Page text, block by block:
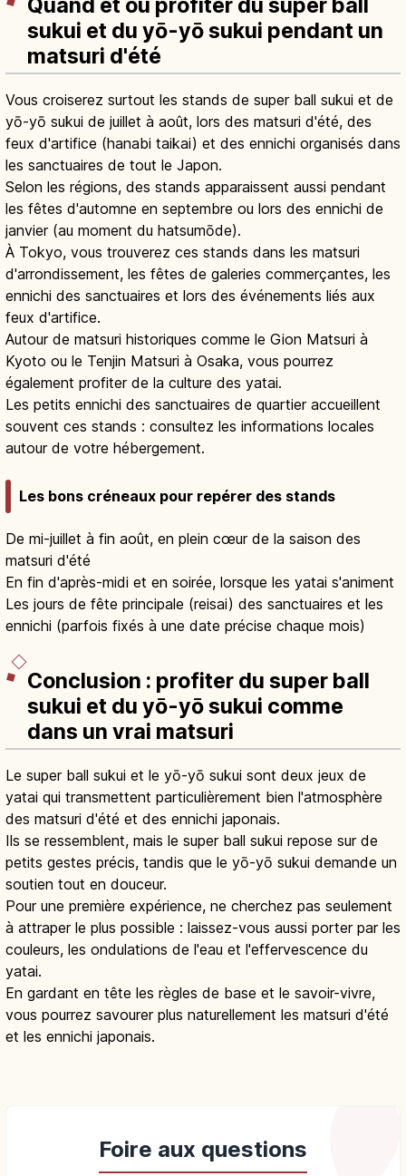
Quand et où profiter du super ball
sukui et du yō-yō sukui pendant un
matsuri d'été
Vous croiserez surtout les stands de super ball sukui et de
yō-yō sukui de juillet à août, lors des matsuri d'été, des
feux d'artifice (hanabi taikai) et des ennichi organisés dans
les sanctuaires de tout le Japon.
Selon les régions, des stands apparaissent aussi pendant
les fêtes d'automne en septembre ou lors des ennichi de
janvier (au moment du hatsumōde).
À Tokyo, vous trouverez ces stands dans les matsuri
d'arrondissement, les fêtes de galeries commerçantes, les
ennichi des sanctuaires et lors des événements liés aux
feux d'artifice.
Autour de matsuri historiques comme le Gion Matsuri à
Kyoto ou le Tenjin Matsuri à Osaka, vous pourrez
également profiter de la culture des yatai.
Les petits ennichi des sanctuaires de quartier accueillent
souvent ces stands : consultez les informations locales
autour de votre hébergement.
Les bons créneaux pour repérer des stands
De mi-juillet à fin août, en plein cœur de la saison des
matsuri d'été
En fin d'après-midi et en soirée, lorsque les yatai s'animent
Les jours de fête principale (reisai) des sanctuaires et les
ennichi (parfois fixés à une date précise chaque mois)
Conclusion : profiter du super ball
sukui et du yō-yō sukui comme
dans un vrai matsuri
Le super ball sukui et le yō-yō sukui sont deux jeux de
yatai qui transmettent particulièrement bien l'atmosphère
des matsuri d'été et des ennichi japonais.
Ils se ressemblent, mais le super ball sukui repose sur de
petits gestes précis, tandis que le yō-yō sukui demande un
soutien tout en douceur.
Pour une première expérience, ne cherchez pas seulement
à attraper le plus possible : laissez-vous aussi porter par les
couleurs, les ondulations de l'eau et l'effervescence du
yatai.
En gardant en tête les règles de base et le savoir-vivre,
vous pourrez savourer plus naturellement les matsuri d'été
et les ennichi japonais.
Foire aux questions